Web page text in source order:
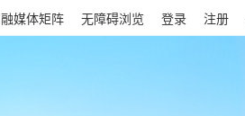
融媒体矩阵 无障碍浏览 登录 注册